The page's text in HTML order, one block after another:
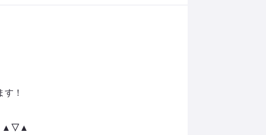
！
▲▽▲